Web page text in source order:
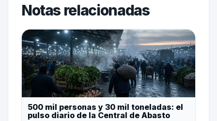
Notas relacionadas
500 mil personas y 30 mil toneladas: el
pulso diario de la Central de Abasto